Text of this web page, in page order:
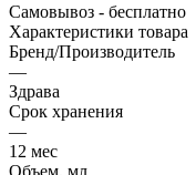
Самовывоз - бесплатно
Характеристики товара
Бренд/Производитель
—
Здрава
Срок хранения
—
12 мес
Объем, мл